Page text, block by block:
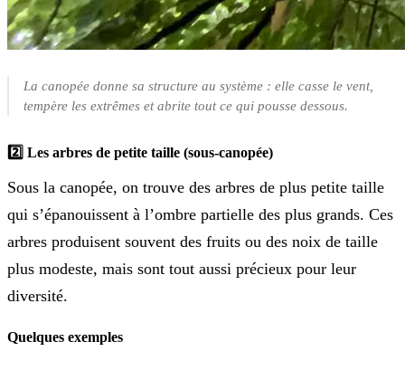
La canopée donne sa structure au système : elle casse le vent,
tempère les extrêmes et abrite tout ce qui pousse dessous.
2️⃣ Les arbres de petite taille (sous-canopée)
Sous la canopée, on trouve des arbres de plus petite taille
qui s’épanouissent à l’ombre partielle des plus grands. Ces
arbres produisent souvent des fruits ou des noix de taille
plus modeste, mais sont tout aussi précieux pour leur
diversité.
Quelques exemples